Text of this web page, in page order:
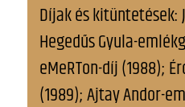
Díjak és kitüntetések:
Hegedűs Gyula-
eMeRTon-díj (1988);
(1989); Ajtay Andor-